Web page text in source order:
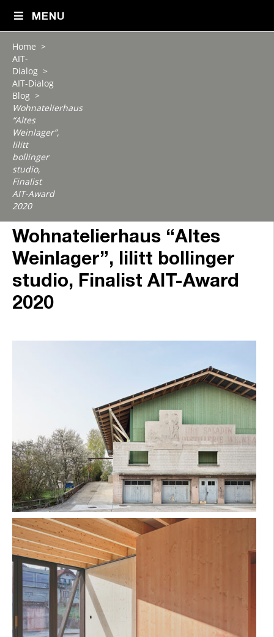
MENU
Home >
AIT-
Dialog >
AIT-Dialog
Blog >
Wohnatelierhaus
“Altes
Weinlager”,
lilitt
bollinger
studio,
Finalist
AIT-Award
2020
Wohnatelierhaus “Altes
Weinlager”, lilitt bollinger
studio, Finalist AIT-Award
2020